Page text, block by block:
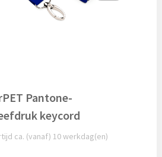
Pantone-
keycord
ca. (vanaf) 10 werkdag(en)